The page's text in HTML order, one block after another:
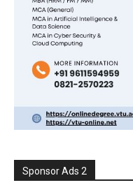
Sponsor Ads 2